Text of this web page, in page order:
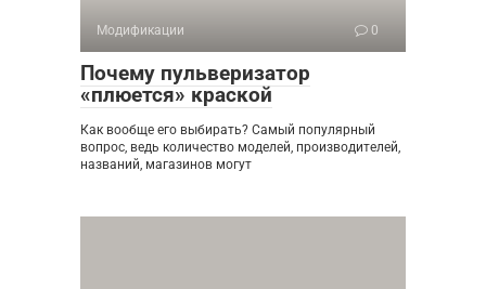
Модификации 0
Почему пульверизатор
«плюется» краской
Как вообще его выбирать? Самый популярный
вопрос, ведь количество моделей, производителей,
названий, магазинов могут